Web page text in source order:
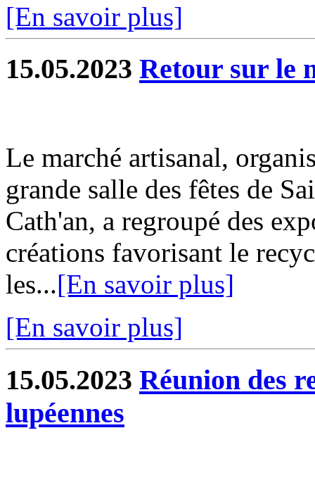
[En savoir plus]
15.05.2023 Retour sur le
Le marché artisanal,
grande salle des fêtes de
Cath'an, a regroupé des
créations favorisant le
les...[En savoir plus]
[En savoir plus]
15.05.2023 Réunion des
lupéennes